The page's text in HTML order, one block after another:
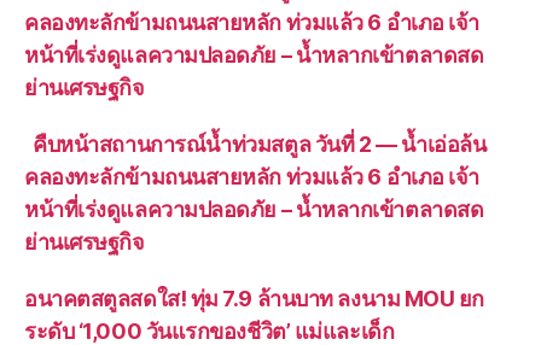
คลองทะลักข้ามถนนสายหลัก ท่วมแล้ว 6 อำเภอ เจ้า
หน้าที่เร่งดูแลความปลอดภัย – น้ำหลากเข้าตลาดสด
ย่านเศรษฐกิจ
คืบหน้าสถานการณ์น้ำท่วมสตูล วันที่ 2 — น้ำเอ่อล้น
คลองทะลักข้ามถนนสายหลัก ท่วมแล้ว 6 อำเภอ เจ้า
หน้าที่เร่งดูแลความปลอดภัย – น้ำหลากเข้าตลาดสด
ย่านเศรษฐกิจ
อนาคตสตูลสดใส! ทุ่ม 7.9 ล้านบาท ลงนาม MOU ยก
ระดับ ‘1,000 วันแรกของชีวิต’ แม่และเด็ก